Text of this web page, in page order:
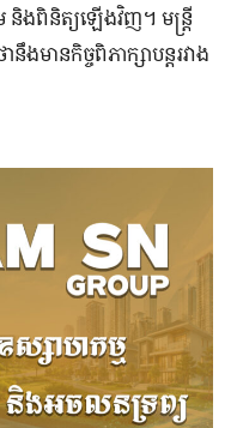
ម និងពិនិត្យឡើងវិញ។ មន្រ្តី
មានកិច្ចពិភាក្សាបន្តរវាង